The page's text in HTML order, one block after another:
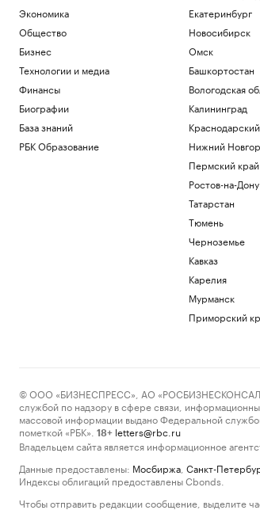
Экономика
Общество
Бизнес
Технологии и медиа
Финансы
Биографии
База знаний
РБК Образование
Екатеринбург
Новосибирск
Омск
Башкортостан
Вологодская
Калининград
Нижний
Пермский край
Ростов-на-Дону
Татарстан
Тюмень
Черноземье
Кавказ
Карелия
Мурманск
Приморский
© ООО «БИЗНЕСПРЕСС», АО
службой по надзору в сфере связи,
массовой информации выдано Федеральной
пометкой «РБК».
18+ letters@rbc.ru
Владельцем сайта является информационное
Данные предоставлены: Мосбиржа Санкт-
Индексы облигаций предоставлены Cbonds.
Чтобы отправить редакции сообщение, выделите